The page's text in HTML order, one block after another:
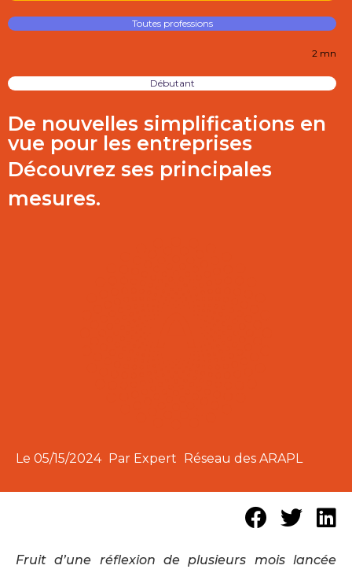
Toutes professions
2 mn
Débutant
De nouvelles simplifications en
vue pour les entreprises
Découvrez ses principales
mesures.
Le 05/15/2024 Par Expert Réseau des ARAPL
Fruit d’une réflexion de plusieurs mois lancée